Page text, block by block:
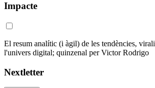
Impacte
El resum analític (i àgil) de les tendències,
l'univers digital; quinzenal per Victor Rodrigo
Nextletter